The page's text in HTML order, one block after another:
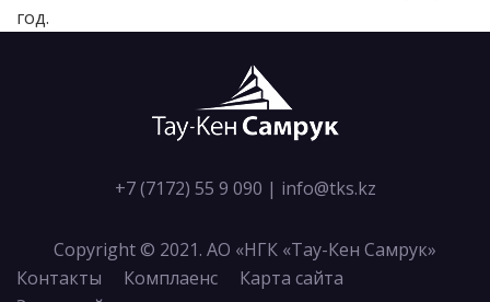
год.
+7 (7172) 55 9 090 | info@tks.kz
Copyright © 2021. АО «НГК «Тау-Кен Самрук»
Контакты
Комплаенс
Карта сайта